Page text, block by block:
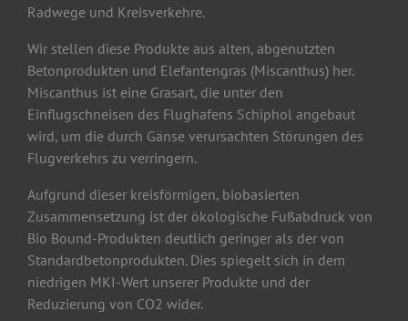
Radwege und Kreisverkehre.
Wir stellen diese Produkte aus alten, abgenutzten
Betonprodukten und Elefantengras (Miscanthus) her.
Miscanthus ist eine Grasart, die unter den
Einflugschneisen des Flughafens Schiphol angebaut
wird, um die durch Gänse verursachten Störungen des
Flugverkehrs zu verringern.
Aufgrund dieser kreisförmigen, biobasierten
Zusammensetzung ist der ökologische Fußabdruck von
Bio Bound-Produkten deutlich geringer als der von
Standardbetonprodukten. Dies spiegelt sich in dem
niedrigen MKI-Wert unserer Produkte und der
Reduzierung von CO2 wider.